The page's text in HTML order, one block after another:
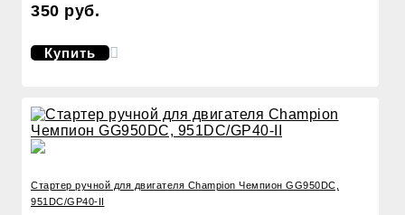
350 руб.
Купить
Стартер ручной для двигателя Champion Чемпион GG950DC,
951DC/GP40-II